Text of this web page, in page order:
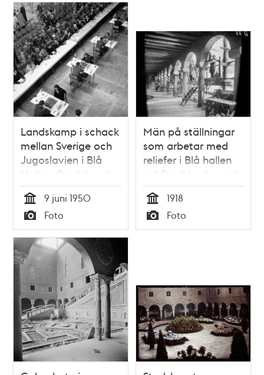
Landskamp i schack
mellan Sverige och
Jugoslavien i Blå
Hallen, Stadshuset
Tid
9 juni 1950
Typ
Foto
Män på ställningar
som arbetar med
reliefer i Blå hallen
vid Stadshusbygget.
Tid
1918
Typ
Foto